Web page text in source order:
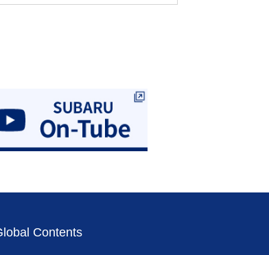
Contents